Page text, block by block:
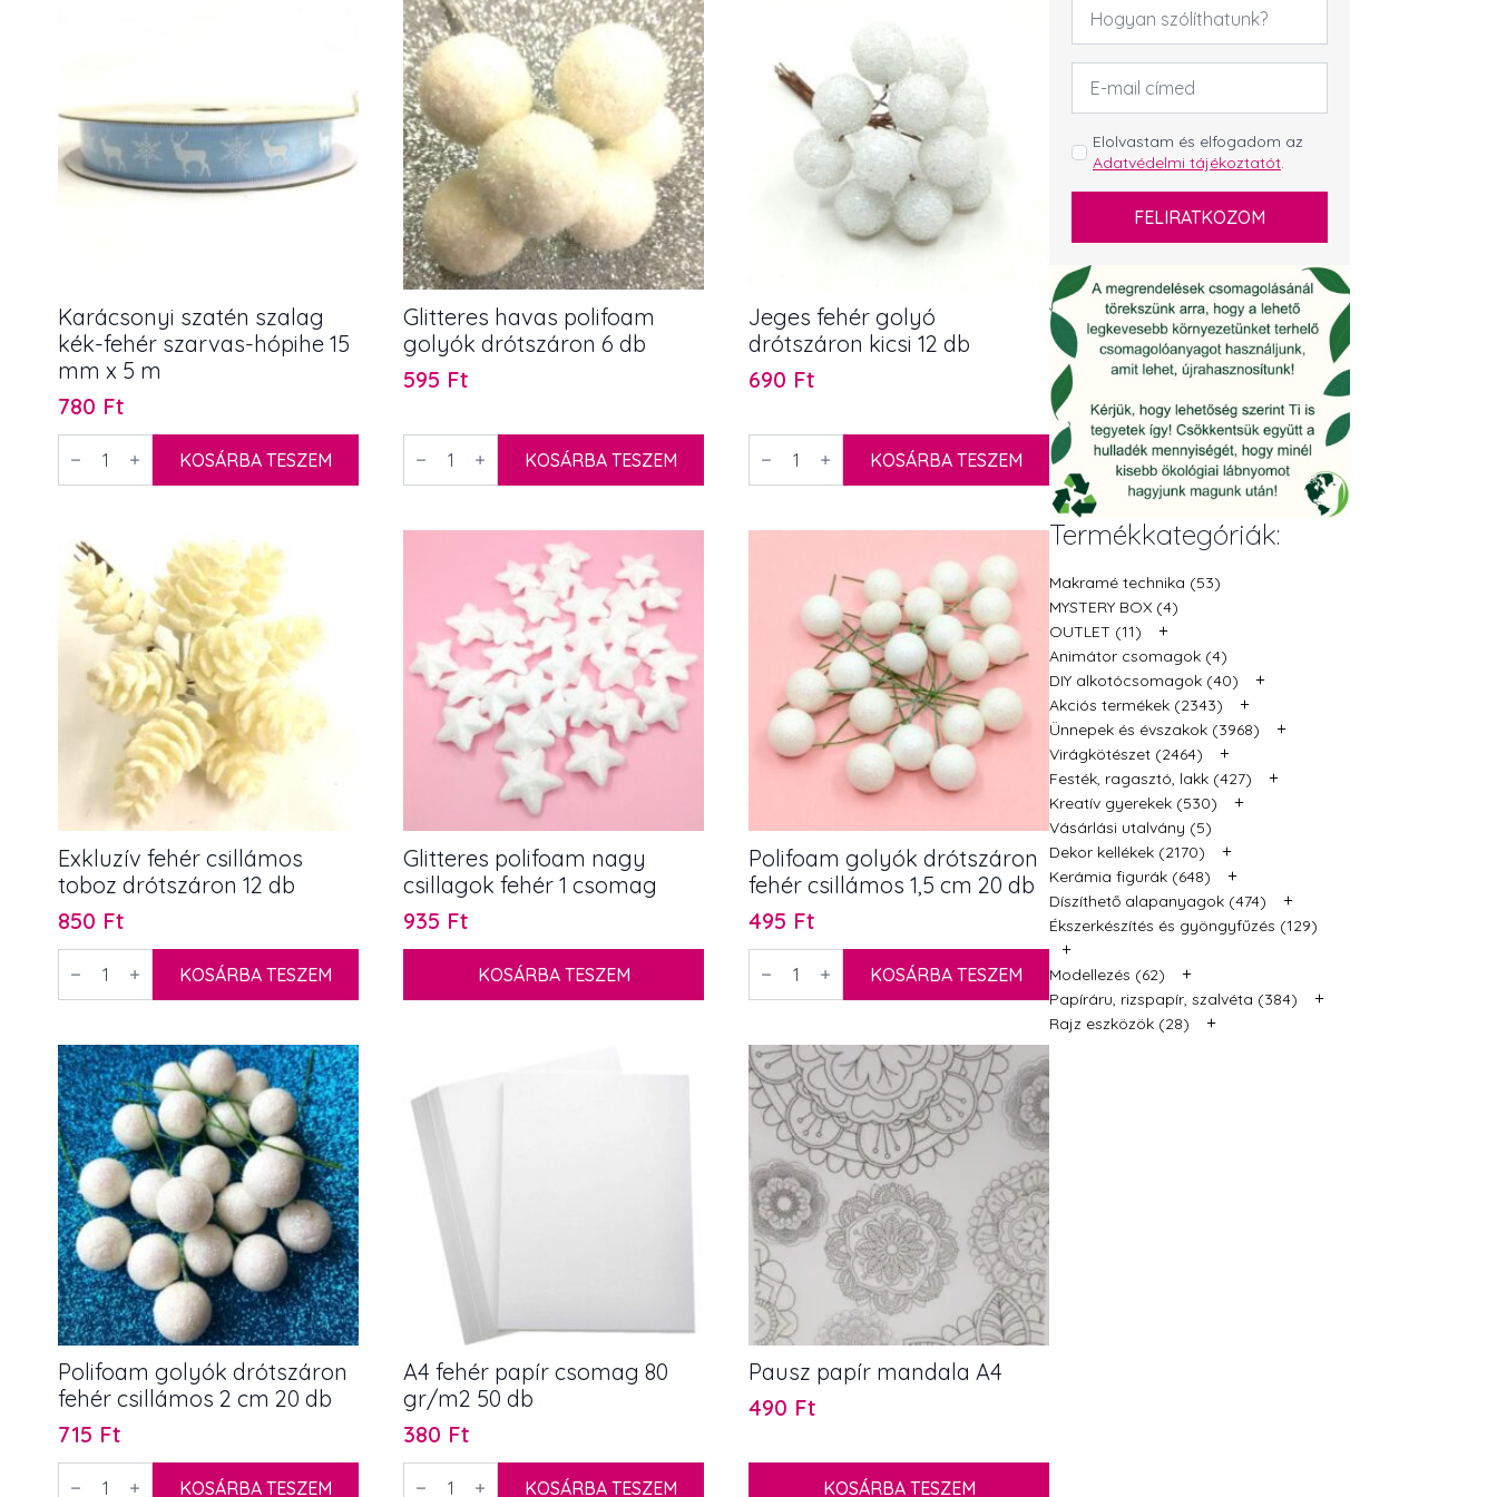
6
db
mennyiség
Karácsonyi szatén szalag
kék-fehér szarvas-hópihe 15
mm x 5 m
780 Ft
Karácsonyi
szatén
hópihe
15
mm
mennyiség
KOSÁRBA TESZEM
Glitteres havas polifoam
golyók drótszáron 6 db
595 Ft
Glitteres
havas
6
KOSÁRBA TESZEM
Jeges fehér golyó
drótszáron kicsi 12 db
690 Ft
Jeges
fehér
12
KOSÁRBA TESZEM
Exkluzív fehér csillámos
toboz drótszáron 12 db
850 Ft
Exkluzív
fehér
12
db
mennyiség
KOSÁRBA TESZEM
Glitteres polifoam nagy
csillagok fehér 1 csomag
935 Ft
KOSÁRBA TESZEM
Polifoam golyók drótszáron
fehér csillámos 1,5 cm 20 db
495 Ft
Polifoam
golyók
1,5
cm
20
db
mennyiség
KOSÁRBA TESZEM
Polifoam golyók drótszáron
fehér csillámos 2 cm 20 db
715 Ft
Polifoam
golyók
KOSÁRBA TESZEM
A4 fehér papír csomag 80
gr/m2 50 db
380 Ft
A4
fehér
KOSÁRBA TESZEM
Pausz papír mandala A4
490 Ft
KOSÁRBA TESZEM
Email
cím
GDPR
*
Elolvastam és elfogadom az
Adatvédelmi tájékoztatót.
FELIRATKOZOM
Termékkategóriák:
Makramé technika (53)
MYSTERY BOX (4)
OUTLET (11)
+
Animátor csomagok (4)
DIY alkotócsomagok (40)
+
Akciós termékek (2343) +
Ünnepek és évszakok (3968) +
Virágkötészet (2464) +
Festék, ragasztó, lakk (427) +
Kreatív gyerekek (530) +
Vásárlási utalvány (5)
Dekor kellékek (2170)
+
Kerámia figurák (648) +
Díszíthető alapanyagok (474) +
Ékszerkészítés és gyöngyfűzés (129)
+
Modellezés (62) +
Papíráru, rizspapír, szalvéta (384) +
Rajz eszközök (28) +